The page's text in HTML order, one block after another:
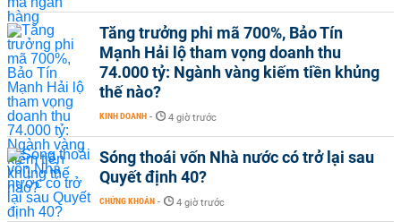
Tăng trưởng phi mã 700%, Bảo Tín
Mạnh Hải lộ tham vọng doanh thu
74.000 tỷ: Ngành vàng kiếm tiền khủng
thế nào?
KINH DOANH - 4 giờ trước
Sóng thoái vốn Nhà nước có trở lại sau
Quyết định 40?
CHỨNG KHOÁN - 4 giờ trước